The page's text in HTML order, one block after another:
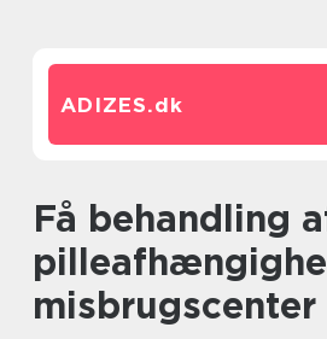
ADIZES.dk
Få behandling af din
misbrugscenter